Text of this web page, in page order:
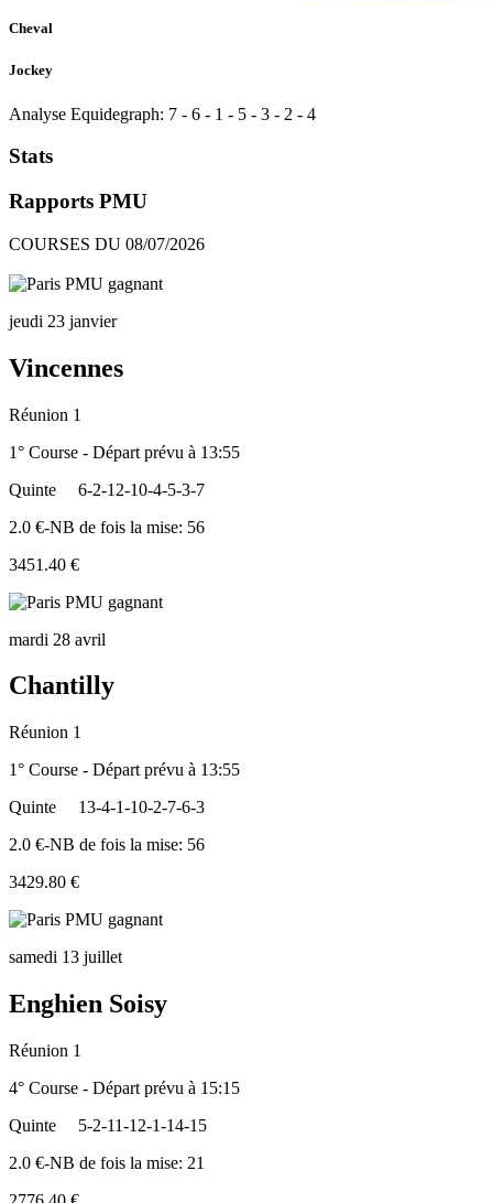
Cheval
Jockey
Analyse Equidegraph: 7 - 6 - 1 - 5 - 3 - 2 - 4
Stats
Rapports PMU
COURSES DU 08/07/2026
jeudi 23 janvier
Vincennes
Réunion 1
1° Course - Départ prévu à 13:55
Quinte
6-2-12-10-4-5-3-7
2.0 €-NB de fois la mise: 56
3451.40 €
mardi 28 avril
Chantilly
Réunion 1
1° Course - Départ prévu à 13:55
Quinte
13-4-1-10-2-7-6-3
2.0 €-NB de fois la mise: 56
3429.80 €
samedi 13 juillet
Enghien Soisy
Réunion 1
4° Course - Départ prévu à 15:15
Quinte
5-2-11-12-1-14-15
2.0 €-NB de fois la mise: 21